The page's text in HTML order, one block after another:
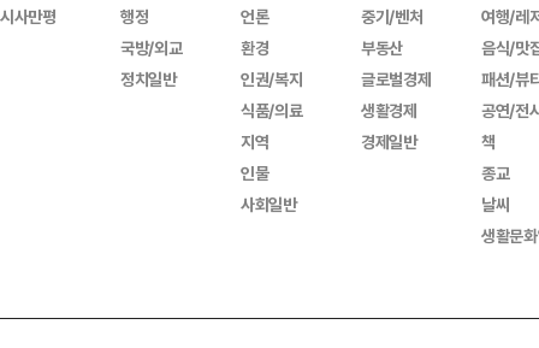
시사만평
행정
국방/외교
정치일반
언론
환경
인권/복지
식품/의료
지역
인물
사회일반
중기/벤처
부동산
글로벌경제
생활경제
경제일반
여행/레
음식/맛
패션/뷰
공연/전
책
종교
날씨
생활문